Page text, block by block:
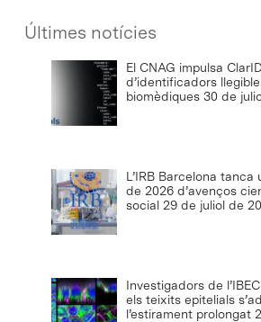
Últimes notícies
El CNAG impulsa
d’identificadors
biomèdiques 30 de
L’IRB Barcelona
de 2026 d’avenços
social 29 de juliol de
Investigadors de
els teixits epitelials
l’estirament prolongat